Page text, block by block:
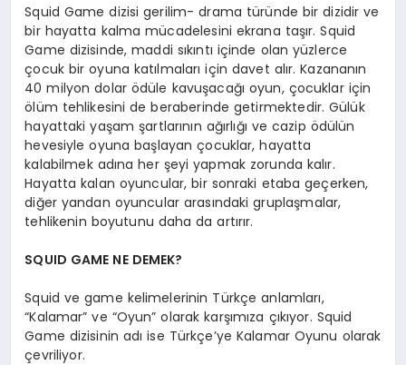
Squid Game dizisi gerilim- drama türünde bir dizidir ve
bir hayatta kalma mücadelesini ekrana taşır. Squid
Game dizisinde, maddi sıkıntı içinde olan yüzlerce
çocuk bir oyuna katılmaları için davet alır. Kazananın
40 milyon dolar ödüle kavuşacağı oyun, çocuklar için
ölüm tehlikesini de beraberinde getirmektedir. Gülük
hayattaki yaşam şartlarının ağırlığı ve cazip ödülün
hevesiyle oyuna başlayan çocuklar, hayatta
kalabilmek adına her şeyi yapmak zorunda kalır.
Hayatta kalan oyuncular, bir sonraki etaba geçerken,
diğer yandan oyuncular arasındaki gruplaşmalar,
tehlikenin boyutunu daha da artırır.
SQUID GAME NE DEMEK?
Squid ve game kelimelerinin Türkçe anlamları,
“Kalamar” ve “Oyun” olarak karşımıza çıkıyor. Squid
Game dizisinin adı ise Türkçe’ye Kalamar Oyunu olarak
çevriliyor.